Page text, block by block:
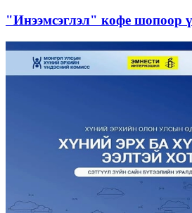
"Инээмсэглэл" кофе шопоор